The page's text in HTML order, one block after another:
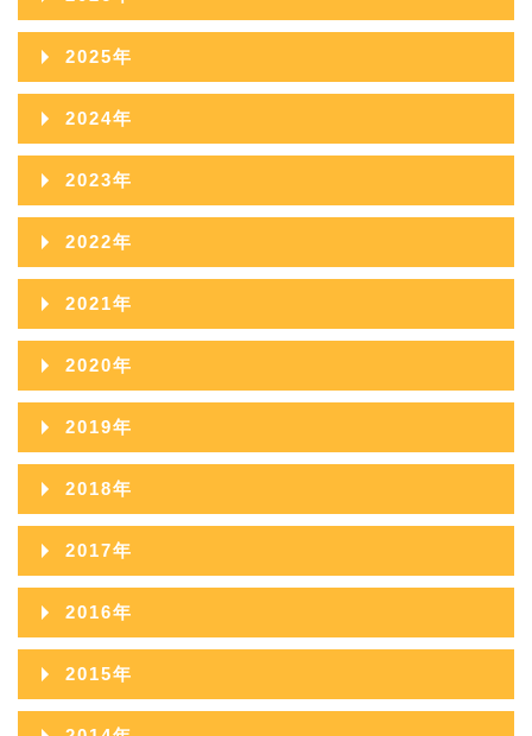
2026年08月
2026年07月
2026年06月
2026年05月
2026年04月
2026年03月
2026年02月
2026年01月
2025年
2025年12月
2025年11月
2025年10月
2025年09月
2025年08月
2025年07月
2025年06月
2025年05月
2025年03月
2025年02月
2025年01月
2024年
2024年12月
2024年11月
2024年10月
2024年09月
2024年08月
2024年07月
2024年06月
2024年05月
2024年03月
2024年02月
2024年01月
2023年
2023年12月
2023年11月
2023年10月
2023年09月
2023年08月
2023年07月
2023年06月
2023年05月
2023年03月
2023年02月
2022年
2022年12月
2022年11月
2022年10月
2022年09月
2022年08月
2022年07月
2022年06月
2022年05月
2021年
2021年12月
2021年11月
2021年10月
2021年09月
2021年08月
2021年07月
2021年06月
2021年05月
2020年
2020年12月
2020年11月
2020年10月
2020年09月
2020年08月
2020年07月
2020年06月
2019年
2019年12月
2019年11月
2019年10月
2019年09月
2019年08月
2019年07月
2018年
2018年12月
2018年11月
2018年10月
2018年09月
2017年
2017年12月
2017年11月
2017年10月
2016年
2016年12月
2016年11月
2015年
2015年12月